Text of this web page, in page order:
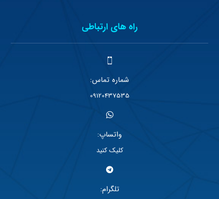
راه های ارتباطی
شماره تماس:
09120437535
واتساپ:
کلیک کنید
تلگرام: